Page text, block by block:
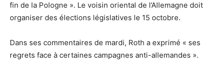
fin de la Pologne ». Le voisin oriental de l’Allemagne doit
organiser des élections législatives le 15 octobre.
Dans ses commentaires de mardi, Roth a exprimé « ses
regrets face à certaines campagnes anti-allemandes ».